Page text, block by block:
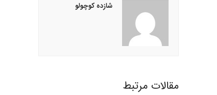
شازده کوچولو
مقالات مرتبط